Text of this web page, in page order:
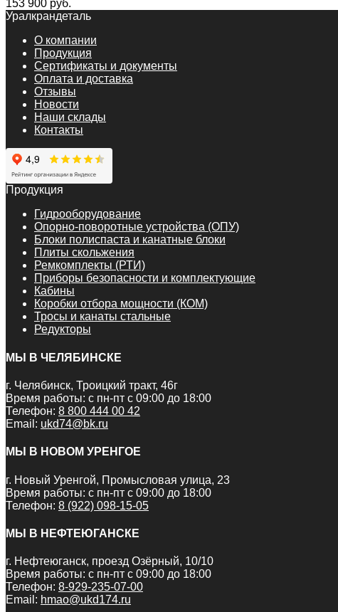
153 900 руб.
Уралкрандеталь
О компании
Продукция
Сертификаты и документы
Оплата и доставка
Отзывы
Новости
Наши склады
Контакты
Продукция
Гидрооборудование
Опорно-поворотные устройства (ОПУ)
Блоки полиспаста и канатные блоки
Плиты скольжения
Ремкомплекты (РТИ)
Приборы безопасности и комплектующие
Кабины
Коробки отбора мощности (КОМ)
Тросы и канаты стальные
Редукторы
МЫ В ЧЕЛЯБИНСКЕ
г. Челябинск, Троицкий тракт, 46г
Время работы: с пн-пт с 09:00 до 18:00
Телефон: 8 800 444 00 42
Email: ukd74@bk.ru
МЫ В НОВОМ УРЕНГОЕ
г. Новый Уренгой, Промысловая улица, 23
Время работы: с пн-пт с 09:00 до 18:00
Телефон: 8 (922) 098-15-05
МЫ В НЕФТЕЮГАНСКЕ
г. Нефтеюганск, проезд Озёрный, 10/10
Время работы: с пн-пт с 09:00 до 18:00
Телефон: 8-929-235-07-00
Email: hmao@ukd174.ru